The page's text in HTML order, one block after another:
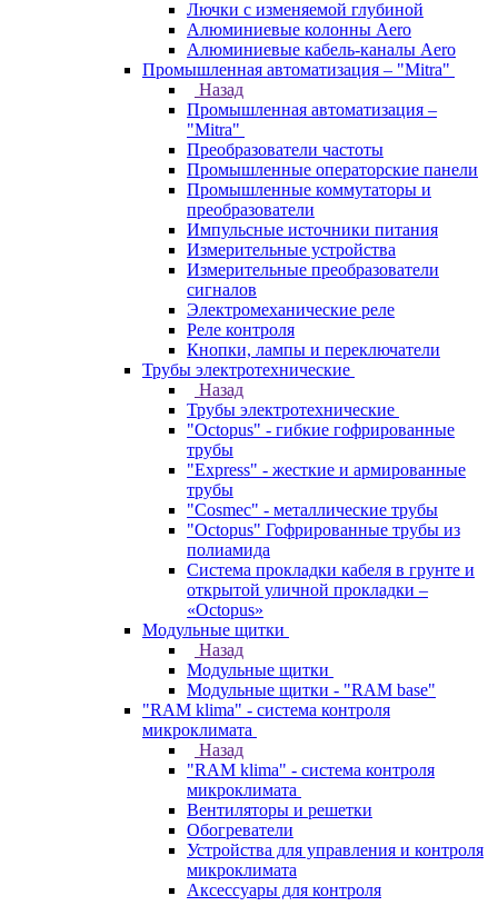
Лючки с изменяемой глубиной
Алюминиевые колонны Aero
Алюминиевые кабель-каналы Aero
Промышленная автоматизация – "Mitra"
Назад
Промышленная автоматизация –
"Mitra"
Преобразователи частоты
Промышленные операторские панели
Промышленные коммутаторы и
преобразователи
Импульсные источники питания
Измерительные устройства
Измерительные преобразователи
сигналов
Электромеханические реле
Реле контроля
Кнопки, лампы и переключатели
Трубы электротехнические
Назад
Трубы электротехнические
"Octopus" - гибкие гофрированные
трубы
"Express" - жесткие и армированные
трубы
"Cosmec" - металлические трубы
"Octopus" Гофрированные трубы из
полиамида
Система прокладки кабеля в грунте и
открытой уличной прокладки –
«Octopus»
Модульные щитки
Назад
Модульные щитки
Модульные щитки - "RAM base"
"RAM klima" - система контроля
микроклимата
Назад
"RAM klima" - система контроля
микроклимата
Вентиляторы и решетки
Обогреватели
Устройства для управления и контроля
микроклимата
Аксессуары для контроля